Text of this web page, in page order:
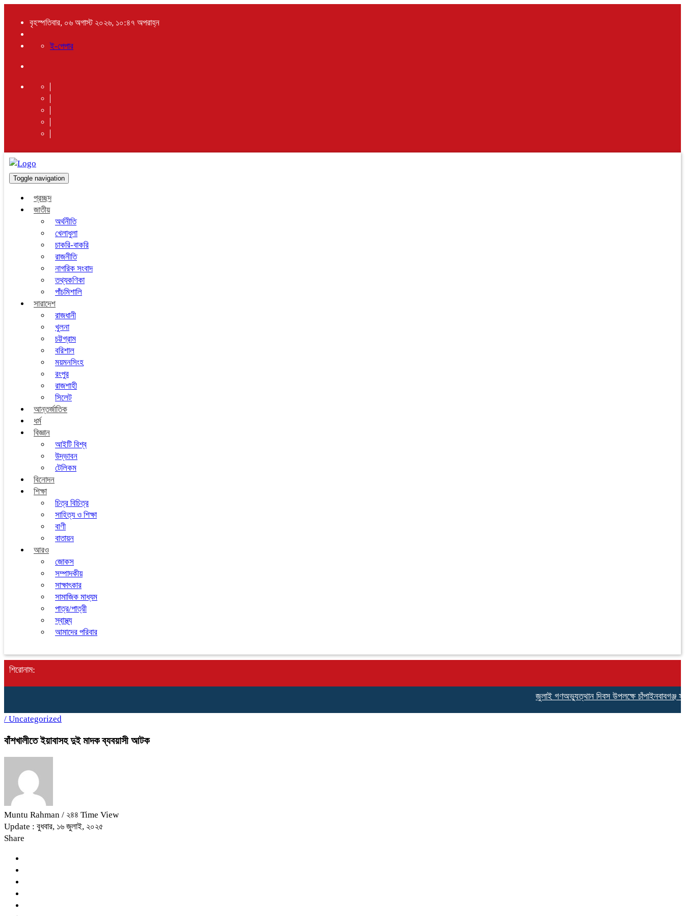
বৃহস্পতিবার, ০৬ অগাস্ট ২০২৬, ১০:৪৭ অপরাহ্ন
ই-পেপার
Toggle navigation
প্রচ্ছদ
জাতীয়
অর্থনীতি
খেলাধুলা
চাকরি-বাকরি
রাজনীতি
নাগরিক সংবাদ
তথ্যকণিকা
পাঁচমিশালি
সারাদেশ
রাজধানী
খুলনা
চট্টগ্রাম
বরিশাল
ময়মনসিংহ
রংপুর
রাজশাহী
সিলেট
আন্তর্জাতিক
ধর্ম
বিজ্ঞান
আইটি বিশ্ব
উদ্ভাবন
টেলিকম
বিনোদন
শিক্ষা
চিত্র বিচিত্র
সাহিত্য ও শিক্ষা
বাণী
বাতায়ন
আরও
জোকস
সম্পাদকীয়
সাক্ষাৎকার
সামাজিক মাধ্যম
পাত্র/পাত্রী
স্বাস্থ্য
আমাদের পরিবার
শিরোনাম:
জুলাই গণঅভ্যুত্থান দিবস উপলক্ষে চাঁপাইনবাবগঞ্জ সদর
/ Uncategorized
বাঁশখালীতে ইয়াবাসহ দুই মাদক ব্যবয়াসী আটক
Muntu Rahman / ২৪৪ Time View
Update : বুধবার, ১৬ জুলাই, ২০২৫
Share